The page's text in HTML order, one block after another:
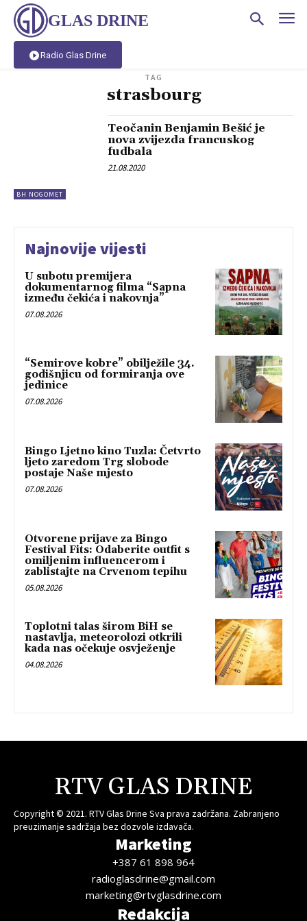
GLAS DRINE
Radio Glas Drine
TAG
strasbourg
BH NOGOMET
Teočanin Benjamin Bešić je
nova zvijezda francuskog
fudbala
21.08.2020
Najnovije vijesti
U subotu premijera
dokumentarnog filma “Sapna
između čekića i nakovnja”
07.08.2026
“Semirove kobre” obilježile 34.
godišnjicu od formiranja ove
jedinice
07.08.2026
Bingo Ljetno kino Tuzla: Četvrto
ljeto zaredom Trg slobode
postaje Naše mjesto
07.08.2026
Otvorene prijave za Bingo
Festival Fits: Odaberite outfit s
omiljenim influencerom i
zablistajte na Crvenom tepihu
05.08.2026
Toplotni talas širom BiH se
nastavlja, meteorolozi otkrili
kada nas očekuje osvježenje
04.08.2026
RTV GLAS DRINE
Copyright © 2021. RTV Glas Drine Sva prava zadržana. Zabranjeno
preuzimanje sadržaja bez dozvole izdavača.
Marketing
+387 61 898 964
radioglasdrine@gmail.com
marketing@rtvglasdrine.com
Redakcija